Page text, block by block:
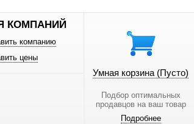
КОМПАНИЙ
компанию
цены
Умная корзина (Пусто)
Подбор оптимальных
продавцов на ваш товар
Подробнее